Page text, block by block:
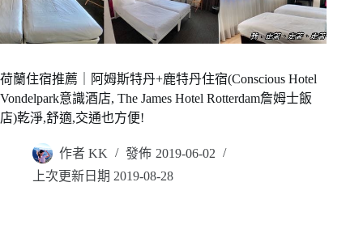
荷蘭住宿推薦｜阿姆斯特丹+鹿特丹住宿(Conscious Hotel
Vondelpark意識酒店, The James Hotel Rotterdam詹姆士飯
店)乾淨,舒適,交通也方便!
作者 KK 發佈 2019-06-02
上次更新日期 2019-08-28